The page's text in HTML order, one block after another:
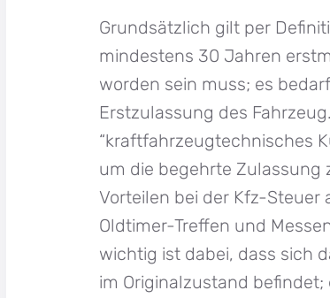
Grundsätzlich gilt per
mindestens 30 Jahren
worden sein muss; es
Erstzulassung des
“kraftfahrzeugtechnisches
um die begehrte Zulassung
Vorteilen bei der Kfz-Steuer
Oldtimer-Treffen und
wichtig ist dabei, dass sich
im Originalzustand